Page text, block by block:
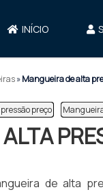
INÍCIO
»Mangueira de alta
preço
de alta